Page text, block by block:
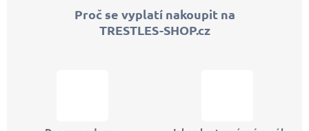
í
p
r
á
n
í
Proč se vyplatí nakoupit na
TRESTLES-SHOP.cz